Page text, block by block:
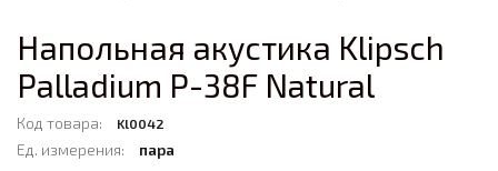
Напольная акустика Klipsch
Palladium P-38F Natural
Код товара: Kl0042
Ед. измерения: пара